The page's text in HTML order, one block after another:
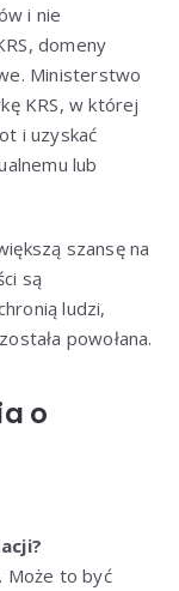
i nie
domeny
Ministerstwo
KRS, w której
i uzyskać
lub
szansę na
są
ludzi,
powołana.
o
Może to być